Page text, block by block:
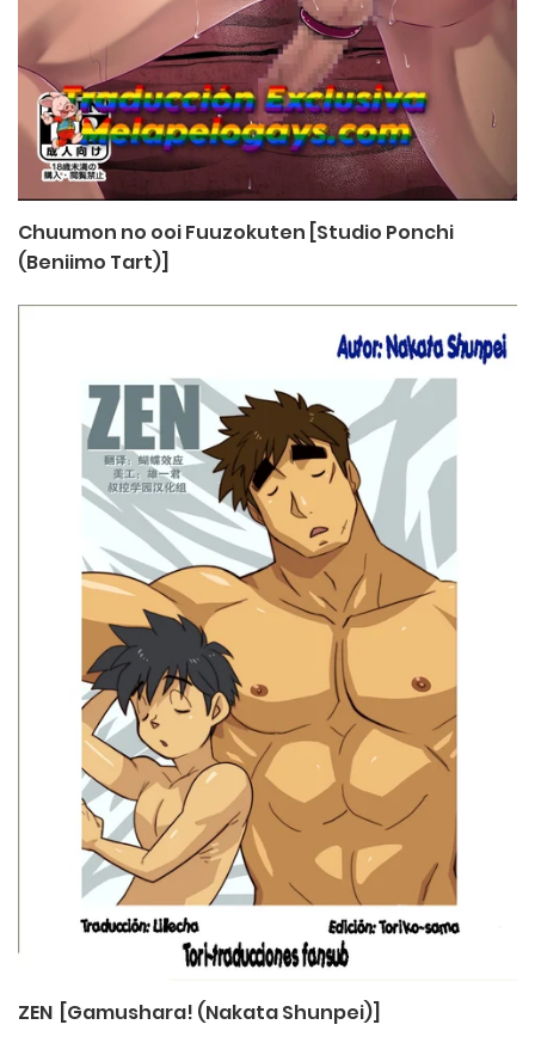
Chuumon no ooi Fuuzokuten [Studio Ponchi
(Beniimo Tart)]
ZEN [Gamushara! (Nakata Shunpei)]